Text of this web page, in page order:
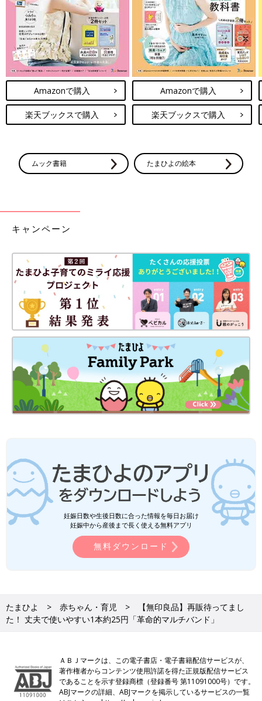
Amazonで購入
楽天ブックスで購入
Amazonで購入
楽天ブックスで購入
ムック書籍 たまひよの絵本
キャンペーン
妊娠日数や生後日数に合った情報を毎日お届け
妊娠中から産後まで長く使える無料アプリ
無料ダウンロード
たまひよ 赤ちゃん・育児
【無印良品】再販待ってまし
た！ 丈夫で使いやすい1本約25円「革命的マルチバンド」
ＡＢＪマークは、この電子書店・電子書籍配信サービスが、
著作権者からコンテンツ使用許諾を得た正規版配信サービス
であることを示す登録商標（登録番号 第11091000号）です。
ABJマークの詳細、ABJマークを掲示しているサービスの一覧